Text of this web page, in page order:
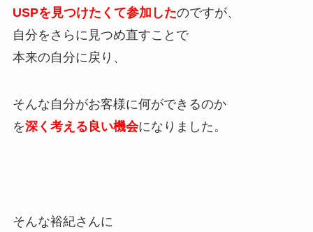
USPを見つけたくて参加したのですが、
自分をさらに見つめ直すことで
本来の自分に戻り、
そんな自分がお客様に何ができるのか
を深く考える良い機会になりました。
そんな裕紀さんに